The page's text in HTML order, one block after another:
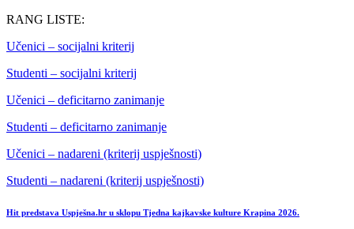
RANG LISTE:
Učenici – socijalni kriterij
Studenti – socijalni kriterij
Učenici – deficitarno zanimanje
Studenti – deficitarno zanimanje
Učenici – nadareni (kriterij uspješnosti)
Studenti – nadareni (kriterij uspješnosti)
Hit predstava Uspješna.hr u sklopu Tjedna kajkavske kulture Krapina 2026.